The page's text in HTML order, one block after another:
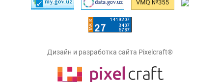
Дизайн и разработка сайта Pixelcraft®